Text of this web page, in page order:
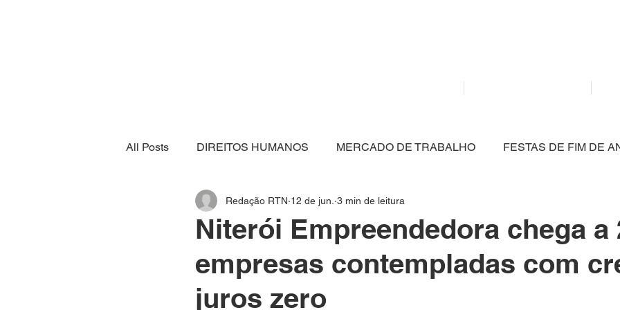
All Posts DIREITOS HUMANOS MERCADO DE TRABALHO FESTAS DE FIM DE
SEGURANÇA ALIMENTAR CULTURA POLÍTICA
ECONOMIA ESPORTE ARTIGO NITERÓI BRASIL MEIO
Niterói Empreendedora chega a
empresas contempladas com
juros zero
Redação RTN 12 de jun. 3 min de leitura